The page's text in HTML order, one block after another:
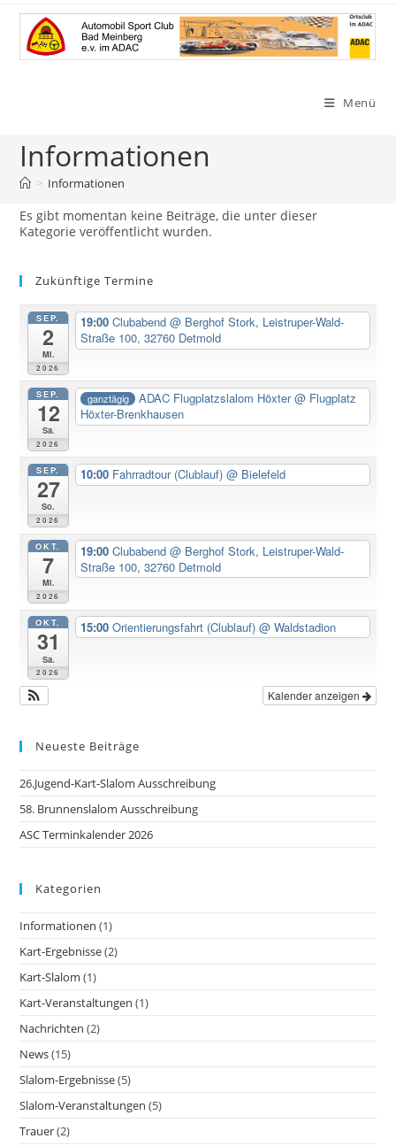
springen
Menü
Informationen
> Informationen
Es gibt momentan keine Beiträge, die unter dieser
Kategorie veröffentlicht wurden.
Zukünftige Termine
SEP.
2
Mi.
2026
19:00 Clubabend @ Berghof Stork, Leistruper-Wald-
Straße 100, 32760 Detmold
SEP.
12
Sa.
2026
ganztägig ADAC Flugplatzslalom Höxter@ Flugplatz
Höxter-Brenkhausen
SEP.
27
So.
2026
10:00 Fahrradtour (Clublauf) @ Bielefeld
OKT.
7
Mi.
2026
19:00 Clubabend @ Berghof Stork, Leistruper-Wald-
Straße 100, 32760 Detmold
OKT.
31
Sa.
2026
15:00 Orientierungsfahrt (Clublauf) @ Waldstadion
Kalender anzeigen
Neueste Beiträge
26.Jugend-Kart-Slalom Ausschreibung
58. Brunnenslalom Ausschreibung
ASC Terminkalender 2026
Kategorien
Informationen (1)
Kart-Ergebnisse(2)
Kart-Slalom (1)
Kart-Veranstaltungen (1)
Nachrichten (2)
News(15)
Slalom-Ergebnisse(5)
Slalom-Veranstaltungen (5)
Trauer(2)